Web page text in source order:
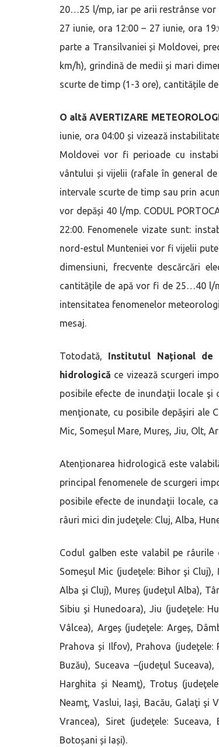
20…25 l/mp, iar pe arii restrânse vor
27 iunie, ora 12:00 – 27 iunie, ora
parte a Transilvaniei și Moldovei,
km/h), grindină de medii și mari
scurte de timp (1-3 ore), cantitățile
O altă AVERTIZARE
iunie, ora 04:00 și vizează
Moldovei vor fi perioade cu
vântului și vijelii (rafale în general
intervale scurte de timp sau prin
vor depăși 40 l/mp. CODUL
22:00. Fenomenele vizate sunt:
nord-estul Munteniei vor fi vijelii
dimensiuni, frecvente descărcări
cantitățile de apă vor fi de 25…40 l/
intensitatea fenomenelor
mesaj.
Totodată, Institutul Național de
hidrologică ce vizează scurgeri
posibile efecte de inundaţii locale şi
menţionate, cu posibile depăşiri ale
Mic, Someşul Mare, Mureș, Jiu, Olt,
Atenționarea hidrologică este
principal fenomenele de scurgeri
posibile efecte de inundaţii locale,
râuri mici din judeţele: Cluj, Alba,
Codul galben este valabil pe
Someşul Mic (judeţele: Bihor şi
Alba şi Cluj), Mureș (judeţul Alba),
Sibiu şi Hunedoara), Jiu (judeţele:
Vâlcea), Argeș (judeţele: Argeș,
Prahova și Ilfov), Prahova (judeţele:
Buzău), Suceava –(judeţul
Harghita și Neamţ), Trotuș
Neamţ, Vaslui, Iaşi, Bacău, Galaţi şi
Vrancea), Siret (judeţele:
Botoșani și Iași).